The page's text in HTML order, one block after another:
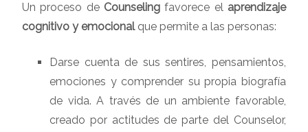
Un proceso de Counselingfavorece el aprendizaje
cognitivo y emocionalque permite a las personas:
Darse cuenta de sus sentires, pensamientos,
emociones y comprender su propia biografía
de vida. A través de un ambiente favorable,
creado por actitudes de parte del Counselor,